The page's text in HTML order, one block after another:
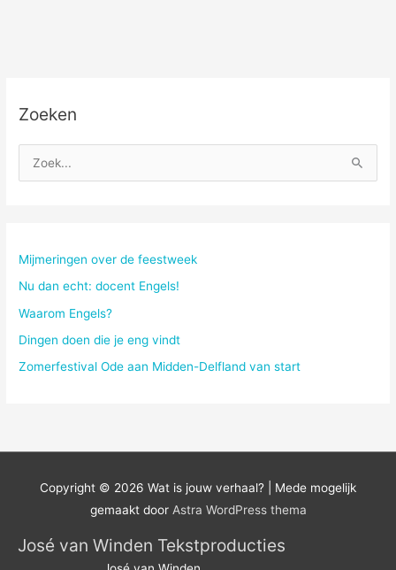
Zoeken
o
r
:
Mijmeringen over de feestweek
Nu dan echt: docent Engels!
Waarom Engels?
Dingen doen die je eng vindt
Zomerfestival Ode aan Midden-Delfland van start
Copyright © 2026 Wat is jouw verhaal? | Mede mogelijk
gemaakt door Astra WordPress thema
José van Winden Tekstproducties